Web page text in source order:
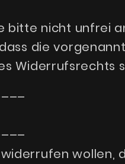
bitte nicht unfrei
die
Widerrufsrechts
wollen,